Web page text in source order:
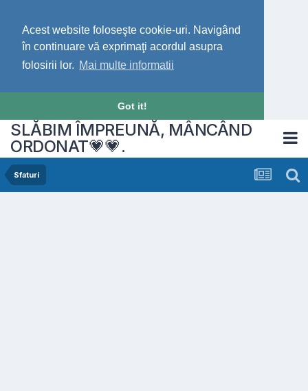
Acest website foloseşte cookie-uri. Navigând
în continuare vă exprimaţi acordul asupra
folosirii lor. Mai multe informatii
Got it!
SLĂBIM ÎMPREUNĂ, MÂNCÂND
ORDONAT💗💗.
Sfaturi